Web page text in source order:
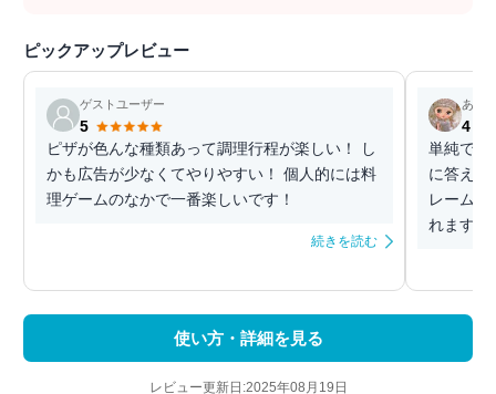
ピックアップレビュー
ゲストユーザー
5
ピザが色んな種類あって調理行程が楽しい！ し
かも広告が少なくてやりやすい！ 個人的には料
理ゲームのなかで一番楽しいです！
続きを読む
あや
4
単純です
に答える
レーム
れますよ
使い方・詳細を見る
レビュー更新日:2025年08月19日